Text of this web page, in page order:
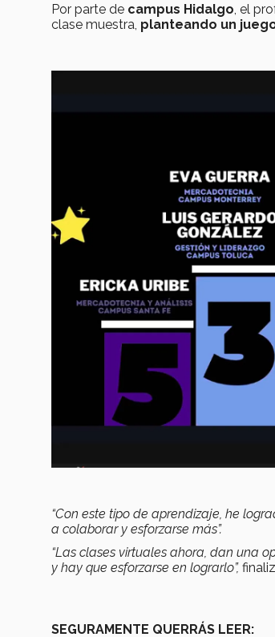
Por parte de campus Hidalgo, el
clase muestra, planteando un
“Con este tipo de aprendizaje, he
a colaborar y esforzarse más”.
“Las clases virtuales ahora, dan una
y hay que esforzarse en lograrlo”,
SEGURAMENTE QUERRÁS LEER: